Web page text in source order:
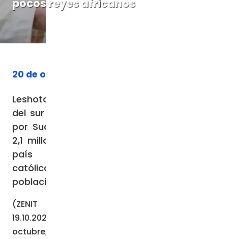
pocos reyes africanos
20 de octubre de 2023
Leshoto es una monarquía parlamentaria
del sur de África, completamente rodeada
por Sudáfrica, con una población de unos
2,1 millones de habitantes. Se trata de un
país fundamentalmente agrícola. Los
católicos del país suponen el 45% de la
población.
(ZENIT Noticias / Ciudad del Vaticano,
19.10.2023).- Por la mañana del miércoles 18 de
octubre, el Papa Francisco recibió en Audiencia a